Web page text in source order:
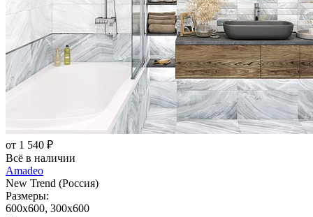
от 1 540 ₽
Всё в наличии
Amadeo
New Trend (Россия)
Размеры:
600x600, 300x600